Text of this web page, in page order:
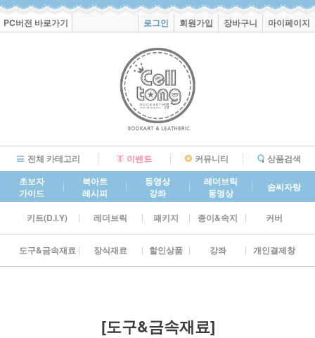
PC버전 바로가기 로그인 회원가입 장바구니 마이페이지
전체 카테고리 이벤트 커뮤니티
상품검색
초보자
가이드
북아트
레시피
동영상
강좌
레더브릭
동영상
솜씨자랑
키트(D.I.Y) 레더브릭 패키지 종이&속지 커버
도구&금속재료 장식재료 할인상품 강좌 개인결제창
[도구&금속재료]